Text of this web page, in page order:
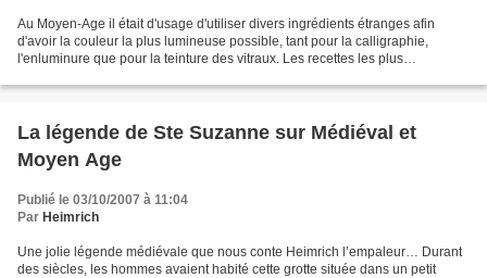
Au Moyen-Age il était d'usage d'utiliser divers ingrédients étranges afin
d'avoir la couleur la plus lumineuse possible, tant pour la calligraphie,
l'enluminure que pour la teinture des vitraux. Les recettes les plus
La légende de Ste Suzanne sur Médiéval et
Moyen Age
Publié le 03/10/2007 à 11:04
Par Heimrich
Une jolie légende médiévale que nous conte Heimrich l’empaleur… Durant
des siècles, les hommes avaient habité cette grotte située dans un petit